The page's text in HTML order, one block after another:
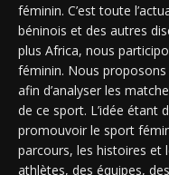
féminin. C’est toute
béninois et des autres
plus Africa, nous
féminin. Nous
afin d’analyser les
de ce sport. L’idée étant
promouvoir le sport
parcours, les histoires et
athlètes, des équipes,